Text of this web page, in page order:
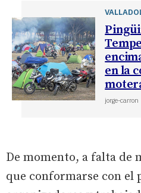
en la
jorge-carron
De momento, a falta de
que conformarse con el